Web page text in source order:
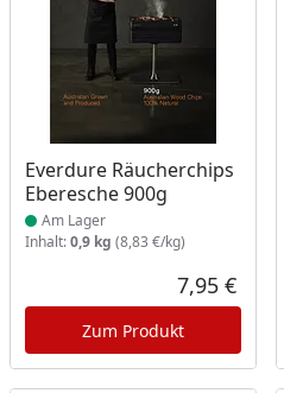
Everdure Räucherchips
Eberesche 900g
Produkt am Lager
Am Lager
Inhalt:0,9 kg (8,83 €/kg)
7,95 €
Zum Produkt